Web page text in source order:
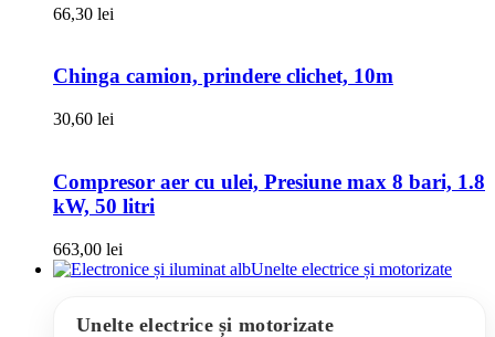
66,30 lei
Chinga camion, prindere clichet, 10m
30,60 lei
Compresor aer cu ulei, Presiune max 8 bari, 1.8
kW, 50 litri
663,00 lei
Unelte electrice și motorizate
Unelte electrice și motorizate